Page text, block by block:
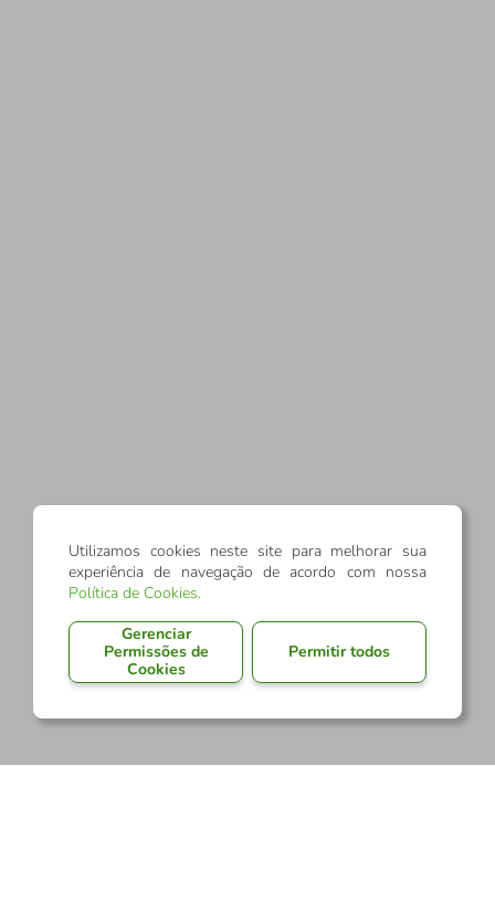
Utilizamos cookies neste site para melhorar sua
experiência de navegação de acordo com nossa
Política de Cookies.
Gerenciar
Permissões de
Cookies
Permitir todos